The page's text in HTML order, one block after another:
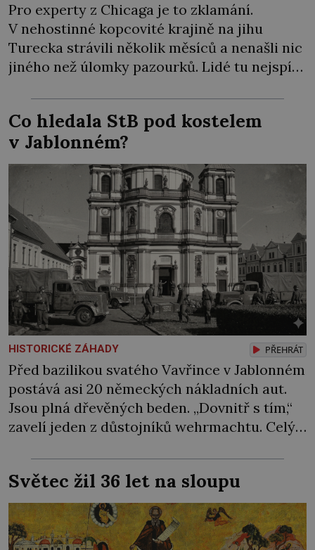
Pro experty z Chicaga je to zklamání.
V nehostinné kopcovité krajině na jihu
Turecka strávili několik měsíců a nenašli nic
jiného než úlomky pazourků. Lidé tu nejspíš
větších stavbách tu však není ani stopa… Na
dalších 30 let upadne místo v zapomnění.
Teprve na počátku 90. let minulého století si
místní pastýř […]
Co hledala StB pod kostelem
v Jablonném?
HISTORICKÉ ZÁHADY PŘEHRÁT
Před bazilikou svatého Vavřince v Jablonném
postává asi 20 německých nákladních aut.
Jsou plná dřevěných beden. „Dovnitř s tím,“
zavelí jeden z důstojníků wehrmachtu. Celý
Alespoň tak se to šušká mezi místními…
Podzemí kostela v Jablonném v Podještědí je
podle pamětníků protkáno celou sítí chodeb.
Jedna prý vede na radnici, druhá na nedaleký
zámek […]
Světec žil 36 let na sloupu